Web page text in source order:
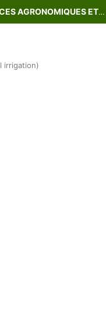
REVUE MAROCAINE DES SCIENCES AGRONOMIQUES ET VÉTÉRINAIRES
irrigation)